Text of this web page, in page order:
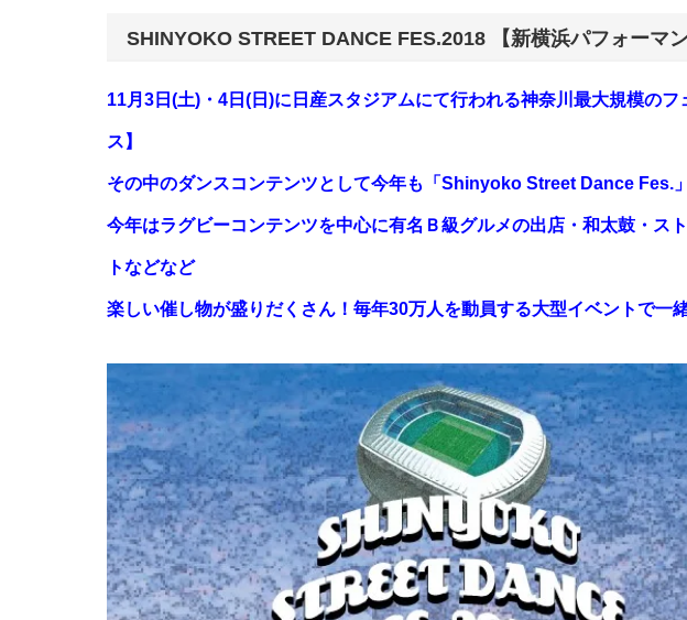
SHINYOKO STREET DANCE FES.2018 【新横浜パフォーマン
11月3日(土)・4日(日)に日産スタジアムにて行われる神奈川最大規模の
ス】
その中のダンスコンテンツとして今年も「Shinyoko Street Dance Fes.
今年はラグビーコンテンツを中心に有名Ｂ級グルメの出店・和太鼓・ス
トなどなど
楽しい催し物が盛りだくさん！毎年30万人を動員する大型イベントで一